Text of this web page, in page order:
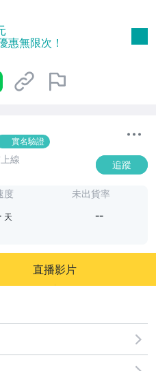
惠無限次！
實名驗證
線 追蹤
度
天
未出貨率
--
直播影片